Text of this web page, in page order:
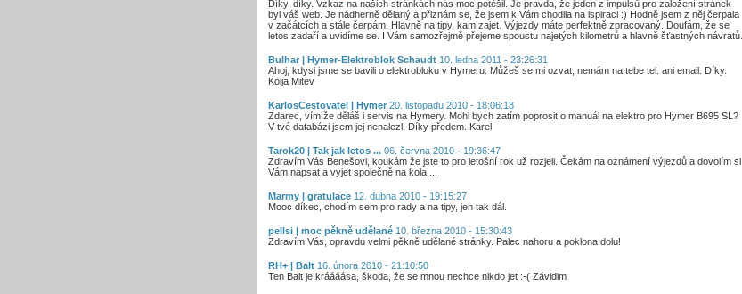
Díky, díky. Vzkaz na našich stránkách nás moc potěšil. Je pravda, že jeden z impulsů pro založení stránek
byl váš web. Je nádherně dělaný a přiznám se, že jsem k Vám chodila na ispiraci :) Hodně jsem z něj čerpala
v začátcích a stále čerpám. Hlavně na tipy, kam zajet. Výjezdy máte perfektně zpracovaný. Doufám, že se
letos zadaří a uvidíme se. I Vám samozřejmě přejeme spoustu najetých kilometrů a hlavně šťastných návratů.
Bulhar | Hymer-Elektroblok Schaudt 10. ledna 2011 - 23:26:31
Ahoj, kdysi jsme se bavili o elektrobloku v Hymeru. Můžeš se mi ozvat, nemám na tebe tel. ani email. Díky.
Kolja Mitev
KarlosCestovatel | Hymer 20. listopadu 2010 - 18:06:18
Zdarec, vím že děláš i servis na Hymery. Mohl bych zatím poprosit o manuál na elektro pro Hymer B695 SL?
V tvé databázi jsem jej nenalezl. Díky předem. Karel
Tarok20 | Tak jak letos ... 06. června 2010 - 19:36:47
Zdravím Vás Benešovi, koukám že jste to pro letošní rok už rozjeli. Čekám na oznámení výjezdů a dovolím si
Vám napsat a vyjet společně na kola ...
Marmy | gratulace 12. dubna 2010 - 19:15:27
Mooc díkec, chodím sem pro rady a na tipy, jen tak dál.
pellsi | moc pěkně udělané 10. března 2010 - 15:30:43
Zdravím Vás, opravdu velmi pěkně udělané stránky. Palec nahoru a poklona dolu!
RH+ | Balt 16. února 2010 - 21:10:50
Ten Balt je kráááása, škoda, že se mnou nechce nikdo jet :-( Závidim